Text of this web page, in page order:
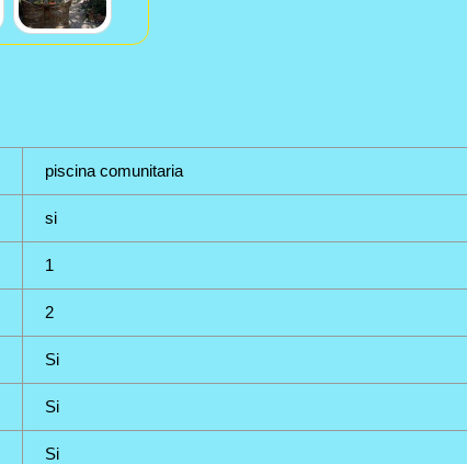
piscina comunitaria
si
1
2
Si
Si
Si